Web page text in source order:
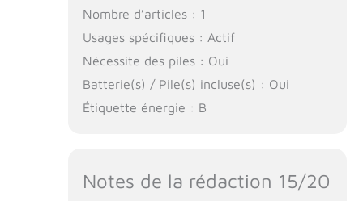
Nombre d’articles : 1
Usages spécifiques : Actif
Nécessite des piles : Oui
Batterie(s) / Pile(s) incluse(s) : Oui
Étiquette énergie : B
Notes de la rédaction 15/20